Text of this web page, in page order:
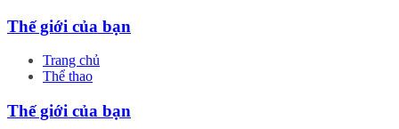
Skip
content
Thế giới của bạn
Trang chủ
Thể thao
Thế giới của bạn